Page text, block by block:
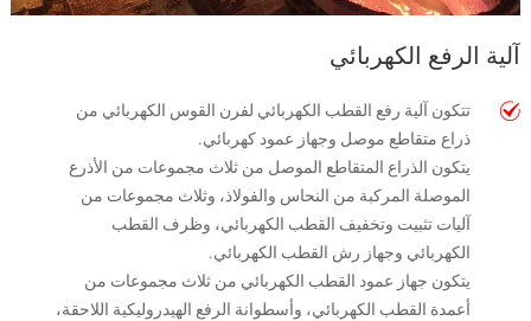
آلية الرفع الكهربائي
تتكون آلية رفع القطب الكهربائي لفرن القوس الكهربائي من
ذراع متقاطع موصل وجهاز عمود كهربائي.
يتكون الذراع المتقاطع الموصل من ثلاث مجموعات من الأذرع
الموصلة المركبة من النحاس والفولاذ، وثلاث مجموعات من
آليات تثبيت وتخفيف القطب الكهربائي، وظرف القطب
الكهربائي وجهاز رش القطب الكهربائي.
يتكون جهاز عمود القطب الكهربائي من ثلاث مجموعات من
أعمدة القطب الكهربائي، وأسطوانة الرفع الهيدروليكية اللاحقة،